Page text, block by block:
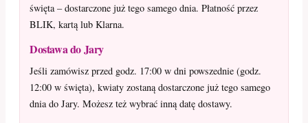
święta – dostarczone już tego samego dnia. Płatność przez
BLIK, kartą lub Klarna.
Dostawa do Jary
Jeśli zamówisz przed godz. 17:00 w dni powszednie (godz.
12:00 w święta), kwiaty zostaną dostarczone już tego samego
dnia do Jary. Możesz też wybrać inną datę dostawy.